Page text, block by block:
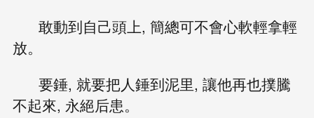
敢動到自己頭上, 簡總可不會心軟輕拿輕
放。
要錘, 就要把人錘到泥里, 讓他再也撲騰
不起來, 永絕后患。